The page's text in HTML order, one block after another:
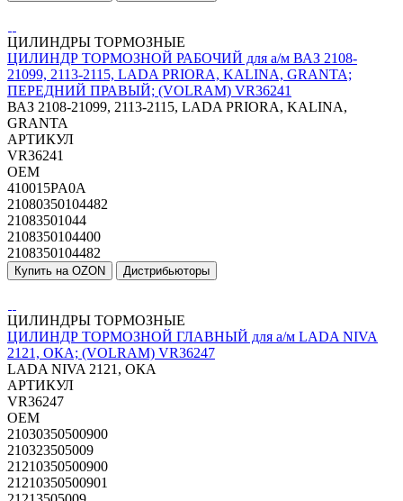
ЦИЛИНДРЫ ТОРМОЗНЫЕ
ЦИЛИНДР ТОРМОЗНОЙ РАБОЧИЙ для а/м ВАЗ 2108-
21099, 2113-2115, LADA PRIORA, KALINA, GRANTA;
ПЕРЕДНИЙ ПРАВЫЙ; (VOLRAM) VR36241
ВАЗ 2108-21099, 2113-2115, LADA PRIORA, KALINA,
GRANTA
АРТИКУЛ
VR36241
OEM
410015PA0A
21080350104482
21083501044
2108350104400
2108350104482
Купить на OZON Дистрибьюторы
ЦИЛИНДРЫ ТОРМОЗНЫЕ
ЦИЛИНДР ТОРМОЗНОЙ ГЛАВНЫЙ для а/м LADA NIVA
2121, ОКА; (VOLRAM) VR36247
LADA NIVA 2121, ОКА
АРТИКУЛ
VR36247
OEM
21030350500900
210323505009
21210350500900
21210350500901